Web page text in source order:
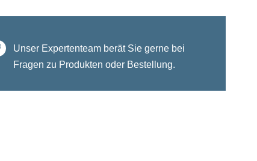
Unser Expertenteam berät Sie gerne bei
Fragen zu Produkten oder Bestellung.